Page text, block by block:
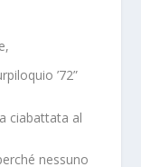
’72”
ciabattata al
nessuno